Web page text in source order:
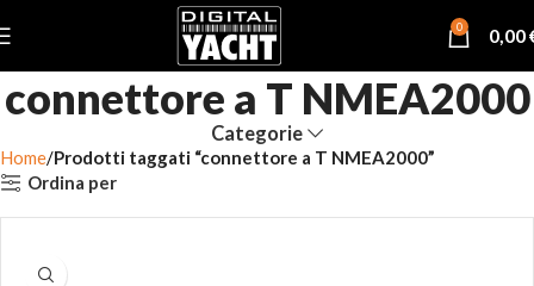
0 0,00
connettore a T NMEA2000
Categorie
Home Prodotti taggati “connettore a T NMEA2000”
Ordina per